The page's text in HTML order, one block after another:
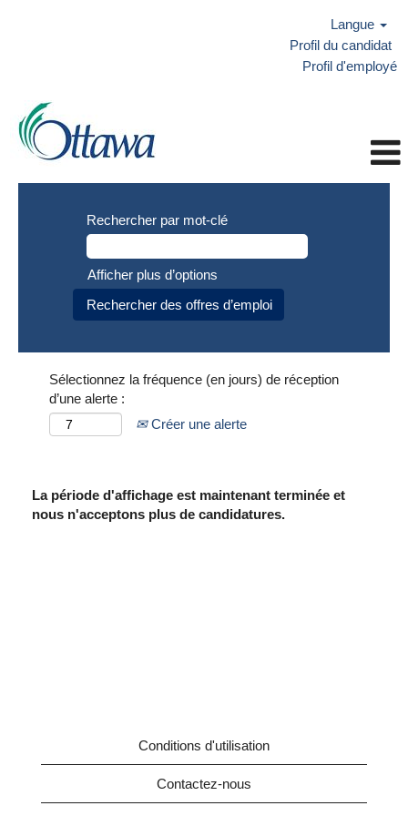
Langue
Profil du candidat
Profil d'employé
Rechercher par mot-clé
Afficher plus d’options
Sélectionnez la fréquence (en jours) de réception
d’une alerte :
Créer une alerte
La période d'affichage est maintenant terminée et
nous n'acceptons plus de candidatures.
Conditions d'utilisation
Contactez-nous